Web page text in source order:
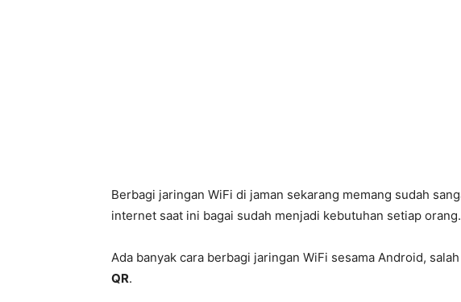
Berbagi jaringan WiFi di jaman sekarang memang sudah
internet saat ini bagai sudah menjadi kebutuhan setiap orang.
Ada banyak cara berbagi jaringan WiFi sesama Android,
QR.